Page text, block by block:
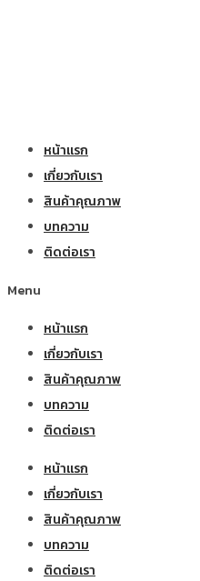
หน้าแรก
เกี่ยวกับเรา
สินค้าคุณภาพ
บทความ
ติดต่อเรา
Menu
หน้าแรก
เกี่ยวกับเรา
สินค้าคุณภาพ
บทความ
ติดต่อเรา
หน้าแรก
เกี่ยวกับเรา
สินค้าคุณภาพ
บทความ
ติดต่อเรา